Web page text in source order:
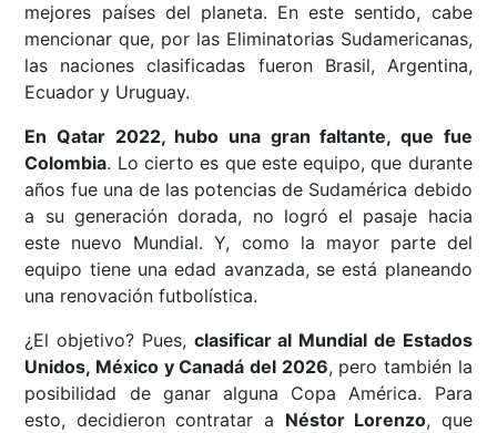
mejores países del planeta. En este sentido, cabe
mencionar que, por las Eliminatorias Sudamericanas,
las naciones clasificadas fueron Brasil, Argentina,
Ecuador y Uruguay.
En Qatar 2022, hubo una gran faltante, que fue
Colombia. Lo cierto es que este equipo, que durante
años fue una de las potencias de Sudamérica debido
a su generación dorada, no logró el pasaje hacia
este nuevo Mundial. Y, como la mayor parte del
equipo tiene una edad avanzada, se está planeando
una renovación futbolística.
¿El objetivo? Pues, clasificar al Mundial de Estados
Unidos, México y Canadá del 2026, pero también la
posibilidad de ganar alguna Copa América. Para
esto, decidieron contratar a Néstor Lorenzo, que